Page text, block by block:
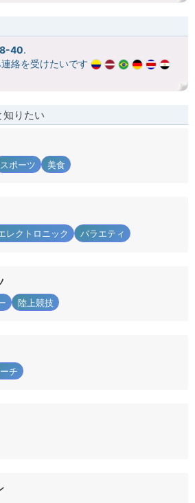
40.
絡を受けたいです
知りたい
スポーツ 美食
レクトロニック バラエティ
陸上競技
チ